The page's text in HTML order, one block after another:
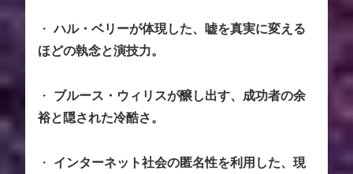
・ハル・ベリーが体現した、嘘を真実に変える
ほどの執念と演技力。
・ ブルース・ウィリスが醸し出す、成功者の余
裕と隠された冷酷さ。
・ インターネット社会の匿名性を利用した、現